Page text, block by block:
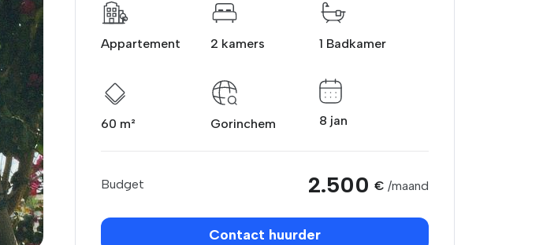
Appartement 2 kamers 1 Badkamer
60 m² Gorinchem 8 jan
Budget 2.500 € /maand
Contact huurder